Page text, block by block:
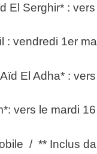
El Serghir* :
: vendredi 1er
El Adha* :
vers le mardi
/ ** Inclus